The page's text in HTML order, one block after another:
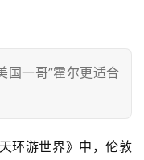
国一哥”霍尔更适合
环游世界》中，伦敦